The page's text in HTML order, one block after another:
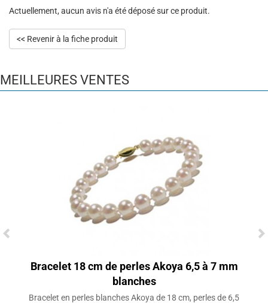
Actuellement, aucun avis n'a été déposé sur ce produit.
<< Revenir à la fiche produit
MEILLEURES VENTES
Bracelet 18 cm de perles Akoya 6,5 à 7 mm
blanches
Bracelet en perles blanches Akoya de 18 cm, perles de 6,5